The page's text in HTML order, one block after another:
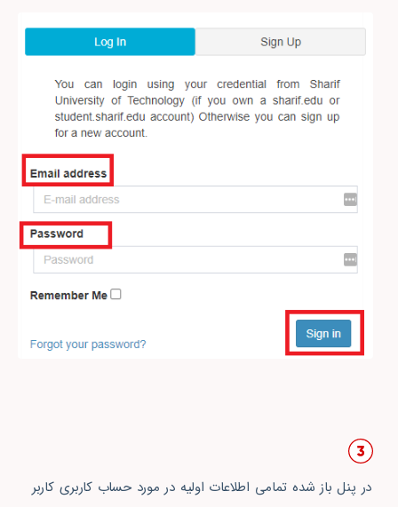
در پنل باز شده تمامی اطلاعات اولیه در مورد حساب کاربری کاربر